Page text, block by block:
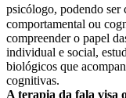
psicólogo, podendo ser
comportamental ou
compreender o papel
individual e social,
biológicos que
cognitivas.
A terapia da fala visa